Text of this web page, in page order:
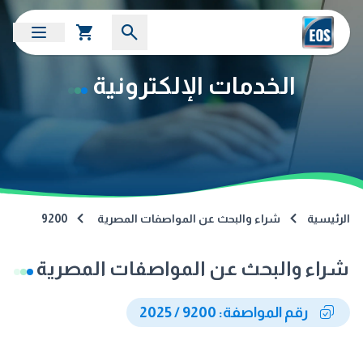
الخدمات الإلكترونية
الرئيسية شراء والبحث عن المواصفات المصرية 9200
شراء والبحث عن المواصفات المصرية
رقم المواصفة: 9200 / 2025